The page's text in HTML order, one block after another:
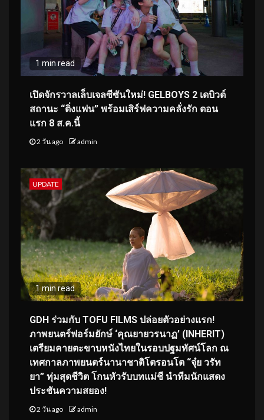
1 min read
เปิดจักรวาลเล็บเจลซีซันใหม่! GELBOYS 2 เดบิวต์
สถานะ “ติ่งแฟน” พร้อมเสิร์ฟความคลั่งรัก ตอน
แรก 8 ส.ค.นี้
2 วัน ago admin
UPDATE
1 min read
GDH ร่วมกับ TOFU FILMS ปล่อยตัวอย่างแรก!
ภาพยนตร์ฟอร์มยักษ์ ‘คุณยายวรนาฏ’ (INHERIT)
เตรียมคายตะขาบหนังไทยในรอบปฐมทัศน์โลก ณ
เทศกาลภาพยนตร์นานาชาติโตรอนโต “จุ๋ย วรัท
ยา” ทุ่มสุดชีวิต โกนหัวรับบทแม่ชี นำทีมนักแสดง
ประชันความสยอง!
2 วัน ago admin